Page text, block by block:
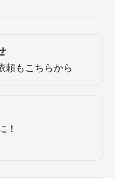
頼もこちらから
！